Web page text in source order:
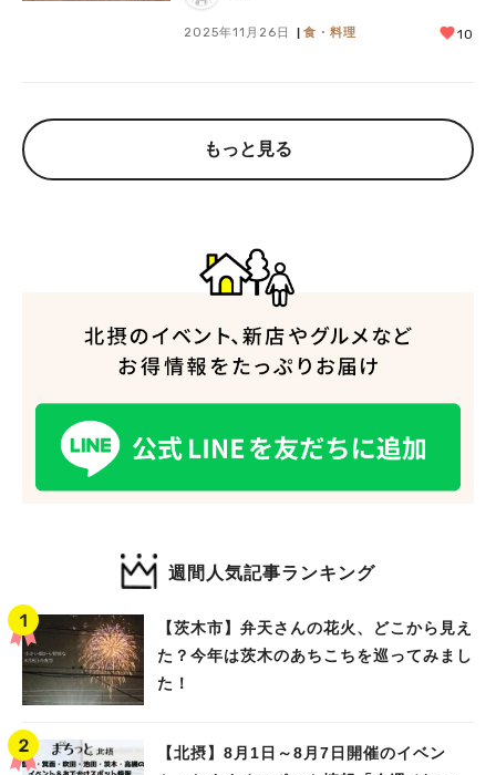
2025年11月26日 食・料理 10
もっと見る
週間人気記事ランキング
【茨木市】弁天さんの花火、どこから見え
た？今年は茨木のあちこちを巡ってみまし
た！
【北摂】8月1日～8月7日開催のイベン
#自然とふれあう#ランチ
#大阪学院大 商品開発プロジェクト